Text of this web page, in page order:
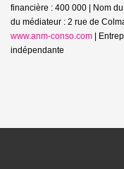
financière : 400 000 | Nom
du médiateur : 2 rue de
www.anm-conso.com |
indépendante